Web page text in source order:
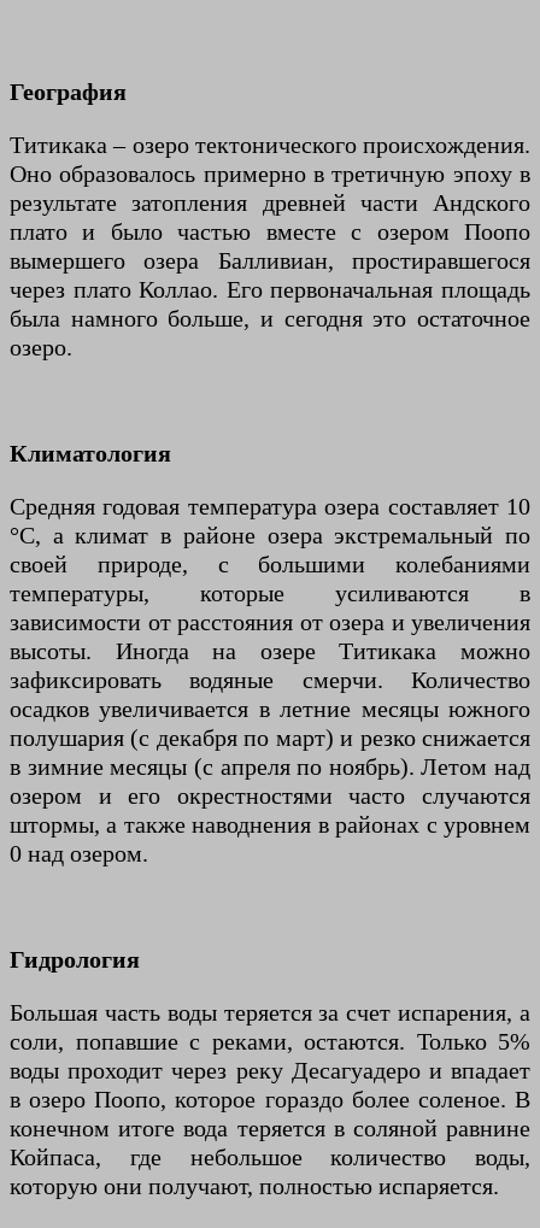
География
Титикака – озеро тектонического происхождения.
Оно образовалось примерно в третичную эпоху в
результате затопления древней части Андского
плато и было частью вместе с озером Поопо
вымершего озера Балливиан, простиравшегося
через плато Коллао. Его первоначальная площадь
была намного больше, и сегодня это остаточное
озеро.
Климатология
Средняя годовая температура озера составляет 10
°C, а климат в районе озера экстремальный по
своей природе, с большими колебаниями
температуры, которые усиливаются в
зависимости от расстояния от озера и увеличения
высоты. Иногда на озере Титикака можно
зафиксировать водяные смерчи. Количество
осадков увеличивается в летние месяцы южного
полушария (с декабря по март) и резко снижается
в зимние месяцы (с апреля по ноябрь). Летом над
озером и его окрестностями часто случаются
штормы, а также наводнения в районах с уровнем
0 над озером.
Гидрология
Большая часть воды теряется за счет испарения, а
соли, попавшие с реками, остаются. Только 5%
воды проходит через реку Десагуадеро и впадает
в озеро Поопо, которое гораздо более соленое. В
конечном итоге вода теряется в соляной равнине
Койпаса, где небольшое количество воды,
которую они получают, полностью испаряется.